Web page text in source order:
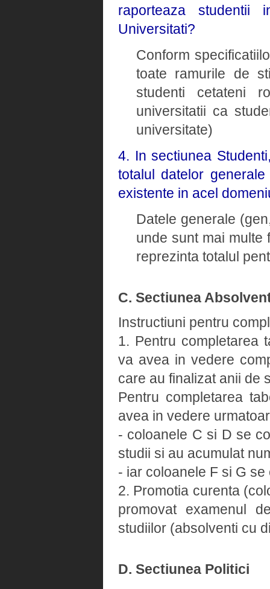
raporteaza
Universitati?
Conform
toate ramurile de
studenti cetateni
universitatii ca
universitate)
4. In sectiunea
totalul datelor
existente in acel
Datele generale
unde sunt mai multe
reprezinta totalul
C. Sectiunea
Instructiuni pentru
1. Pentru completarea
va avea in vedere
care au finalizat anii de
Pentru completarea
avea in vedere
- coloanele C si D se
studii si au acumulat
- iar coloanele F si G
2. Promotia curenta
promovat examenul
studiilor (absolventi cu
D. Sectiunea Politici